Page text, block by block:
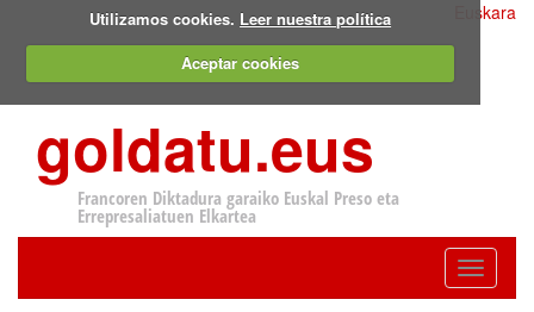
Utilizamos cookies. Leer nuestra política
Aceptar cookies
goldatu.eus
Francoren Diktadura garaiko Euskal Preso eta
Errepresaliatuen Elkartea
Toggle
Euskara